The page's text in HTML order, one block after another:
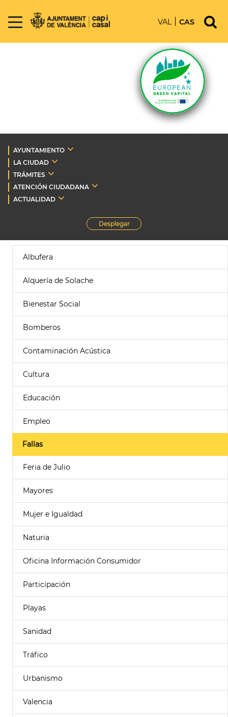
VAL CAS
AYUNTAMIENTO
LA CIUDAD
TRÁMITES
ATENCIÓN CIUDADANA
ACTUALIDAD
Desplegar
Albufera
Alquería de Solache
Bienestar Social
Bomberos
Contaminación Acústica
Cultura
Educación
Empleo
Fallas
Feria de Julio
Mayores
Mujer e Igualdad
Naturia
Oficina Información Consumidor
Participación
Playas
Sanidad
Tráfico
Urbanismo
Valencia